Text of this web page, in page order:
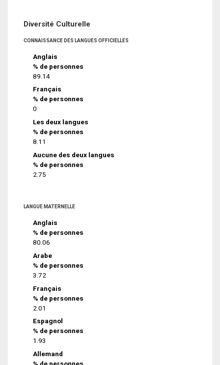
Diversité Culturelle
CONNAISSANCE DES LANGUES OFFICIELLES
Anglais
% de personnes
89.14
Français
% de personnes
0
Les deux langues
% de personnes
8.11
Aucune des deux langues
% de personnes
2.75
LANGUE MATERNELLE
Anglais
% de personnes
80.06
Arabe
% de personnes
3.72
Français
% de personnes
2.01
Espagnol
% de personnes
1.93
Allemand